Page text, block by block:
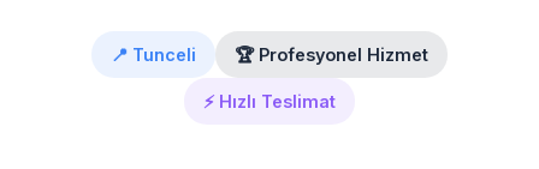
📍 Tunceli 🏆 Profesyonel Hizmet
⚡ Hızlı Teslimat